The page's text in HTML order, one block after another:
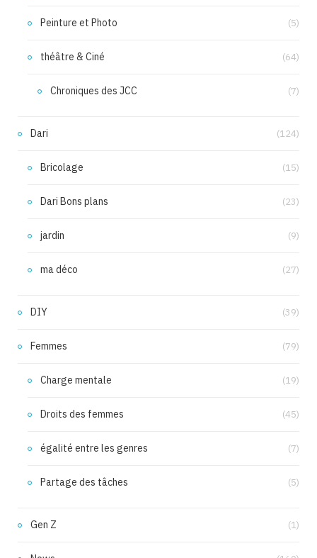
Peinture et Photo (5)
théâtre & Ciné (64)
Chroniques des JCC (7)
Dari (124)
Bricolage (15)
Dari Bons plans (23)
jardin (9)
ma déco (27)
DIY (39)
Femmes (79)
Charge mentale (19)
Droits des femmes (45)
égalité entre les genres (7)
Partage des tâches (5)
Gen Z (1)